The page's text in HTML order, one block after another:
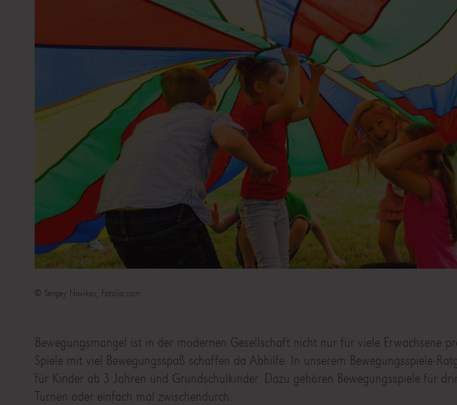
© Sergey Novikov, Fotolia.com
Bewegungsmangel ist in der modernen Gesellschaft nicht nur für viele Erwachsene
Spiele mit viel Bewegungsspaß schaffen da Abhilfe. In unserem Bewegungsspiele-
für Kinder ab 3 Jahren und Grundschulkinder. Dazu gehören Bewegungsspiele für
Turnen oder einfach mal zwischendurch.